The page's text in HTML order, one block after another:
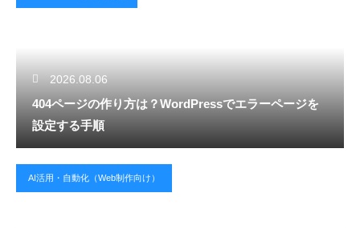
2026.08.06
404ページの作り方は？WordPressでエラーページを
設定する手順
AI活用・自動化（Web制作向け）